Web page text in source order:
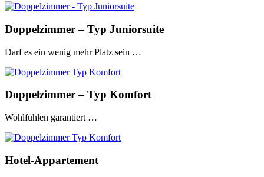
Gästebuchliste
Doppelzimmer – Typ Juniorsuite
Darf es ein wenig mehr Platz sein …
Doppelzimmer – Typ Komfort
Wohlfühlen garantiert …
Hotel-Appartement